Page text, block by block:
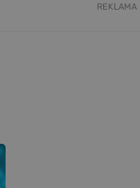
REKLAMA